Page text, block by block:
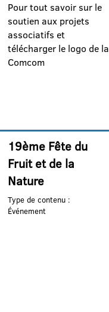
Pour tout savoir sur le
soutien aux projets
associatifs et
télécharger le logo de la
Comcom
19ème Fête du
Fruit et de la
Nature
Type de contenu :
Événement